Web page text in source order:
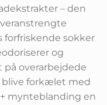
– den
forfriskende sokker
og
overarbejdede
blive forkælet med
mynteblanding en